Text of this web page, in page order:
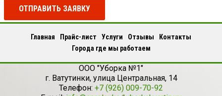
ОТПРАВИТЬ ЗАЯВКУ
Главная Прайс-лист Услуги Отзывы
Контакты
Города где мы работаем
ООО "Уборка №1"
г. Ватутинки, улица Центральная, 14
Телефон: +7 (926) 009-70-92